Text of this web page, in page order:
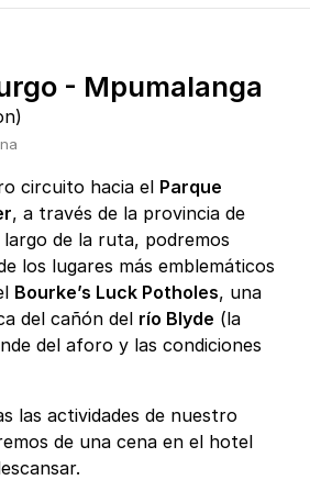
- Mpumalanga
circuito hacia el Parque
, a través de la provincia de
largo de la ruta, podremos
los lugares más emblemáticos
Bourke’s Luck Potholes, una
del cañón del río Blyde (la
del aforo y las condiciones
las actividades de nuestro
de una cena en el hotel